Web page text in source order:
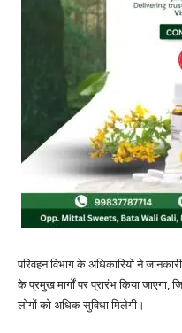
परिवहन विभाग के अधिकारियों ने
के प्रमुख मार्गों पर प्रारंभ किया जाएगा,
लोगों को अधिक सुविधा मिलेगी।